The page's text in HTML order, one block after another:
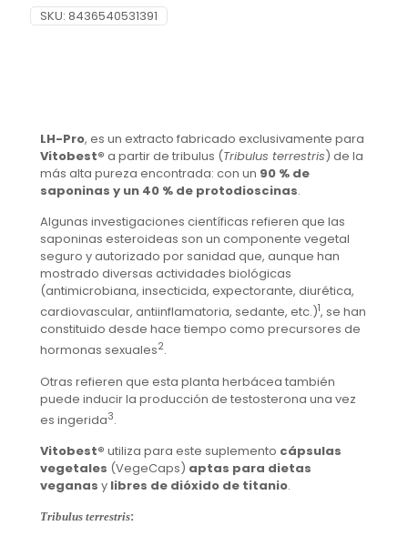
SKU: 8436540531391
LH-Pro, es un extracto fabricado exclusivamente para
Vitobest® a partir de tribulus (Tribulus terrestris) de la
más alta pureza encontrada: con un 90 % de
saponinas y un 40 % de protodioscinas.
Algunas investigaciones científicas refieren que las
saponinas esteroideas son un componente vegetal
seguro y autorizado por sanidad que, aunque han
mostrado diversas actividades biológicas
(antimicrobiana, insecticida, expectorante, diurética,
cardiovascular, antiinflamatoria, sedante, etc.)1, se han
constituido desde hace tiempo como precursores de
hormonas sexuales2.
Otras refieren que esta planta herbácea también
puede inducir la producción de testosterona una vez
es ingerida3.
Vitobest® utiliza para este suplemento cápsulas
vegetales (VegeCaps) aptas para dietas
veganas y libres de dióxido de titanio.
Tribulus terrestris: